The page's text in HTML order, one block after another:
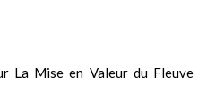
La Mise en Valeur du Fleuve